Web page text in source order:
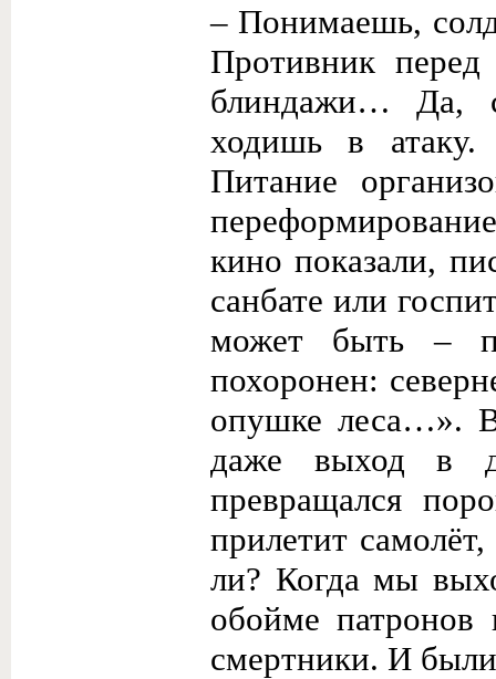
– Понимаешь,
Противник
блиндажи… Да,
ходишь в атаку.
Питание
кино показали,
санбате или
может быть –
похоронен:
опушке леса…».
даже выход в
превращался
прилетит
ли? Когда мы
обойме
смертники. И